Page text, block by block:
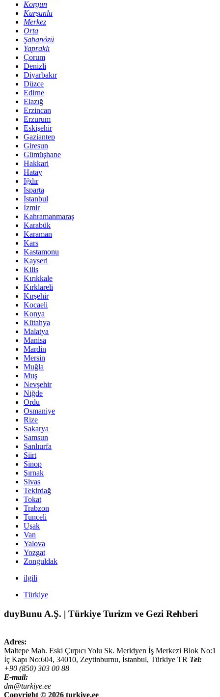
Korgun
Kurşunlu
Merkez
Orta
Şabanözü
Yapraklı
Çorum
Denizli
Diyarbakır
Düzce
Edirne
Elazığ
Erzincan
Erzurum
Eskişehir
Gaziantep
Giresun
Gümüşhane
Hakkari
Hatay
Iğdır
Isparta
İstanbul
İzmir
Kahramanmaraş
Karabük
Karaman
Kars
Kastamonu
Kayseri
Kilis
Kırıkkale
Kırklareli
Kırşehir
Kocaeli
Konya
Kütahya
Malatya
Manisa
Mardin
Mersin
Muğla
Muş
Nevşehir
Niğde
Ordu
Osmaniye
Rize
Sakarya
Samsun
Şanlıurfa
Siirt
Sinop
Şırnak
Sivas
Tekirdağ
Tokat
Trabzon
Tunceli
Uşak
Van
Yalova
Yozgat
Zonguldak
ilgili
Türkiye
duyBunu A.Ş. | Türkiye Turizm ve Gezi Rehberi
Adres:
Maltepe Mah. Eski Çırpıcı Yolu Sk. Meridyen İş Merkezi Blok No:1
İç Kapı No:604, 34010, Zeytinburnu, İstanbul, Türkiye TR Tel:
+90 (850) 303 00 88
E-mail:
dm@turkiye.ee
Copyright © 2026 turkiye.ee